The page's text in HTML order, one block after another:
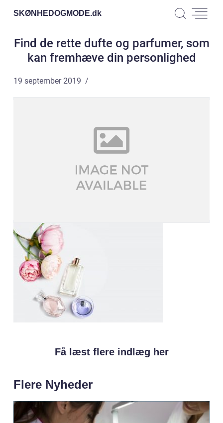
SKØNHEDOGMODE.dk
Find de rette dufte og parfumer, som
kan fremhæve din personlighed
19 september 2019
Få læst flere indlæg her
Flere Nyheder